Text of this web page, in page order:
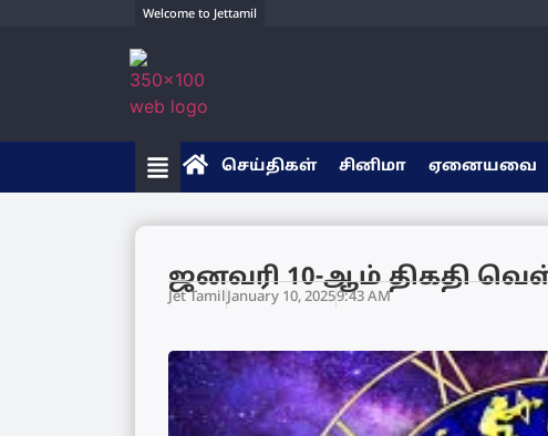
Welcome to Jettamil
செய்திகள் சினிமா ஏனையவை
ஜனவரி 10-ஆம் திகதி
Jet TamilJanuary 10, 20259:43 AM